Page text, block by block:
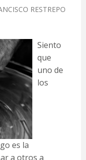
RESTREPO
Siento
que
uno de
los
es la
a otros a